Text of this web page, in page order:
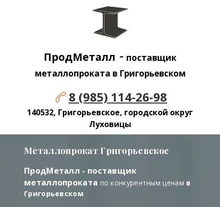
ПродМеталл - поставщик
металлопроката в Григорьевском
8 (985) 114-26-98
140532, Григорьевское, городской округ
Луховицы
Металлопрокат Григорьевское
ПродМеталл - поставщик
металлопроката по конкурентным ценам в
Григорьевском